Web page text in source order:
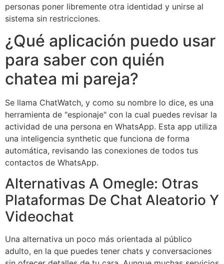
personas poner libremente otra identidad y unirse al
sistema sin restricciones.
¿Qué aplicación puedo usar
para saber con quién
chatea mi pareja?
Se llama ChatWatch, y como su nombre lo dice, es una
herramienta de "espionaje" con la cual puedes revisar la
actividad de una persona en WhatsApp. Esta app utiliza
una inteligencia synthetic que funciona de forma
automática, revisando las conexiones de todos tus
contactos de WhatsApp.
Alternativas A Omegle: Otras
Plataformas De Chat Aleatorio Y
Videochat
Una alternativa un poco más orientada al público
adulto, en la que puedes tener chats y conversaciones